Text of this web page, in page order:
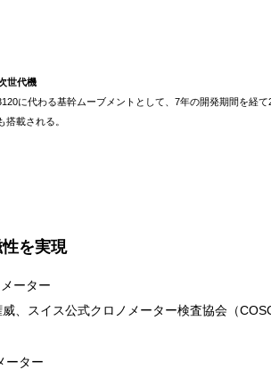
世代機
に代わる基幹ムーブメントとして、7年の開発期間を経
搭載される。
を実現
ーター
、スイス公式クロノメーター検査協会（
ーター